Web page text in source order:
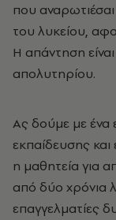
που αναρωτιέσαι
του λυκείου,
Η απάντηση
απολυτηρίου.
Ας δούμε με ένα
εκπαίδευσης
η μαθητεία για
από δύο χρόνια
επαγγελματίες